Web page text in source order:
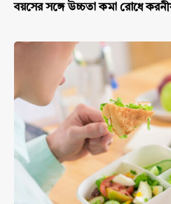
বয়সের সঙ্গে উচ্চতা কমা রোধে